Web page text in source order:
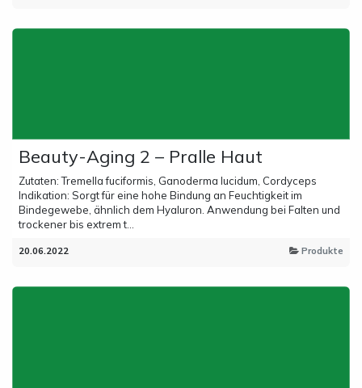
Beauty-Aging 2 – Pralle Haut
Zutaten: Tremella fuciformis, Ganoderma lucidum, Cordyceps
Indikation: Sorgt für eine hohe Bindung an Feuchtigkeit im
Bindegewebe, ähnlich dem Hyaluron. Anwendung bei Falten und
trockener bis extrem t...
20.06.2022 Produkte